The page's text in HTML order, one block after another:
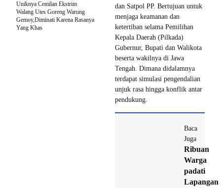
dan Satpol PP. Bertujuan untuk
menjaga keamanan dan
ketertiban selama Pemilihan
Kepala Daerah (Pilkada)
Gubernur, Bupati dan Walikota
beserta wakilnya di Jawa
Tengah. Dimana didalamnya
terdapat simulasi pengendalian
unjuk rasa hingga konflik antar
pendukung.
Baca
Juga
Ribuan
Warga
padati
Lapangan
Uniknya Cemilan Ekstrim
Walang Utes Goreng Warung
Gemoy,Diminati Karena Rasanya
Yang Khas